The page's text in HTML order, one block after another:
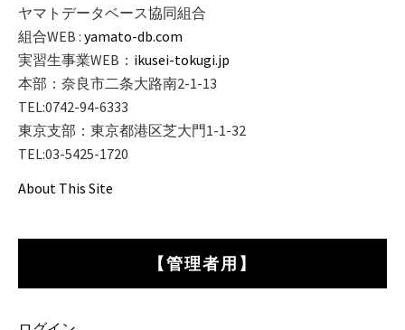
ヤマトデータベース協同組合
組合WEB : yamato-db.com
実習生事業WEB： ikusei-tokugi.jp
本部：奈良市二条大路南2-1-13
TEL:0742-94-6333
東京支部：東京都港区芝大門1-1-32
TEL:03-5425-1720
About This Site
【管理者用】